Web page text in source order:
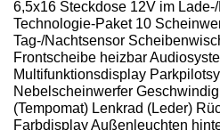
6,5x16 Steckdose 12V im
Technologie-Paket 10
Tag-/Nachtsensor
Frontscheibe heizbar
Multifunktionsdisplay
Nebelscheinwerfer
(Tempomat) Lenkrad (Leder)
Farbdisplay Außenleuchten